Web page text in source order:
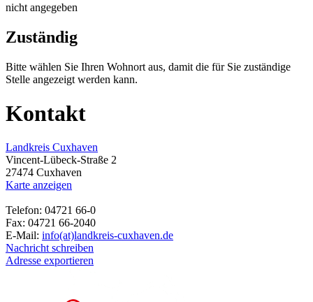
nicht angegeben
Zuständig
Bitte wählen Sie Ihren Wohnort aus, damit die für Sie zuständige
Stelle angezeigt werden kann.
Kontakt
Landkreis Cuxhaven
Vincent-Lübeck-Straße 2
27474 Cuxhaven
Karte anzeigen
Telefon: 04721 66-0
Fax: 04721 66-2040
E-Mail: info(at)landkreis-cuxhaven.de
Nachricht schreiben
Adresse exportieren